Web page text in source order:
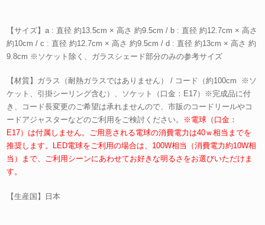
【サイズ】a : 直径 約13.5cm × 高さ 約9.5cm / b : 直径 約12.7cm × 高さ
約10cm / c : 直径 約12.7cm × 高さ 約9.5cm / d : 直径 約13cm × 高さ 約
9.8cm ※ソケット除く、ガラスシェード部分のみの参考サイズ
【材質】ガラス（耐熱ガラスではありません） / コード（約100cm ※ソ
ケット、引掛シーリング含む）、ソケット（口金：E17）※完成品に付
き、コード長変更のご希望は承れませんので、市販のコードリールやコ
ードアジャスターなどのご利用をご検討ください。
※電球（口金：
E17）は付属しません。ご用意される電球の消費電力は40ｗ相当までを
推奨します。LED電球をご利用の場合は、100W相当（消費電力約10W相
当）まで、ご利用シーンにあわせてお好きな明るさをお選びいただけま
す。
【生産国】日本